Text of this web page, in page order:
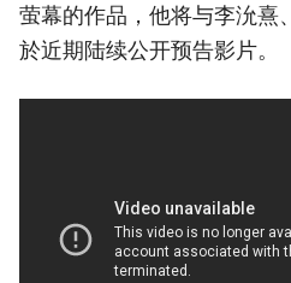
萤幕的作品，他将与李沇熹
於近期陆续公开预告影片。